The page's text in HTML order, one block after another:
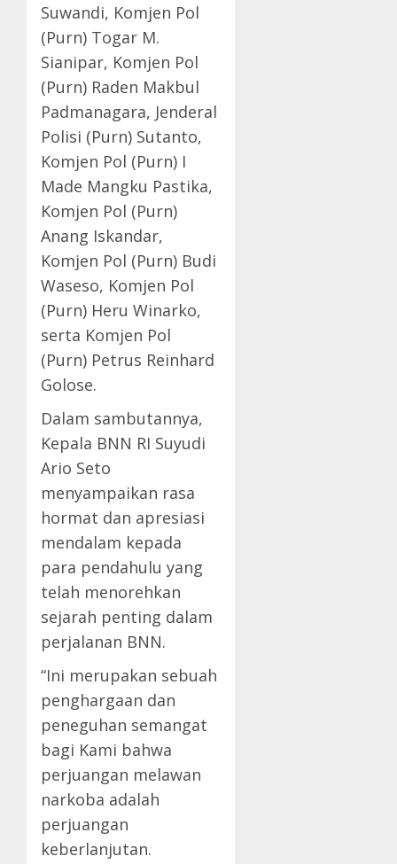
Suwandi, Komjen Pol
(Purn) Togar M.
Sianipar, Komjen Pol
(Purn) Raden Makbul
Padmanagara, Jenderal
Polisi (Purn) Sutanto,
Komjen Pol (Purn) I
Made Mangku Pastika,
Komjen Pol (Purn)
Anang Iskandar,
Komjen Pol (Purn) Budi
Waseso, Komjen Pol
(Purn) Heru Winarko,
serta Komjen Pol
(Purn) Petrus Reinhard
Golose.
Dalam sambutannya,
Kepala BNN RI Suyudi
Ario Seto
menyampaikan rasa
hormat dan apresiasi
mendalam kepada
para pendahulu yang
telah menorehkan
sejarah penting dalam
perjalanan BNN.
“Ini merupakan sebuah
penghargaan dan
peneguhan semangat
bagi Kami bahwa
perjuangan melawan
narkoba adalah
perjuangan
keberlanjutan.